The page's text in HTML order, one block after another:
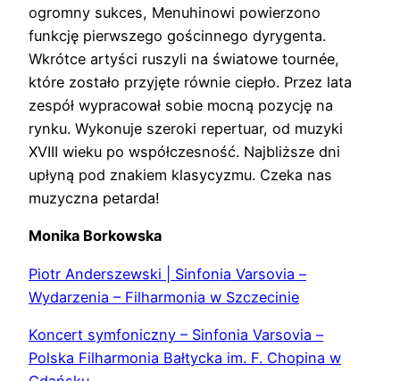
ogromny sukces, Menuhinowi powierzono
funkcję pierwszego gościnnego dyrygenta.
Wkrótce artyści ruszyli na światowe tournée,
które zostało przyjęte równie ciepło. Przez lata
zespół wypracował sobie mocną pozycję na
rynku. Wykonuje szeroki repertuar, od muzyki
XVIII wieku po współczesność. Najbliższe dni
upłyną pod znakiem klasycyzmu. Czeka nas
muzyczna petarda!
Monika Borkowska
Piotr Anderszewski | Sinfonia Varsovia –
Wydarzenia – Filharmonia w Szczecinie
Koncert symfoniczny – Sinfonia Varsovia –
Polska Filharmonia Bałtycka im. F. Chopina w